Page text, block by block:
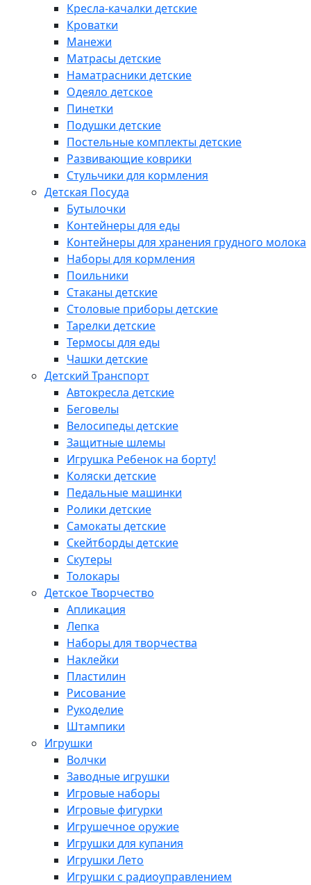
Кресла-качалки детские
Кроватки
Манежи
Матрасы детские
Наматрасники детские
Одеяло детское
Пинетки
Подушки детские
Постельные комплекты детские
Развивающие коврики
Стульчики для кормления
Детская Посуда
Бутылочки
Контейнеры для еды
Контейнеры для хранения грудного молока
Наборы для кормления
Поильники
Стаканы детские
Столовые приборы детские
Тарелки детские
Термосы для еды
Чашки детские
Детский Транспорт
Автокресла детские
Беговелы
Велосипеды детские
Защитные шлемы
Игрушка Ребенок на борту!
Коляски детские
Педальные машинки
Ролики детские
Самокаты детские
Скейтборды детские
Скутеры
Толокары
Детское Творчество
Апликация
Лепка
Наборы для творчества
Наклейки
Пластилин
Рисование
Рукоделие
Штампики
Игрушки
Волчки
Заводные игрушки
Игровые наборы
Игровые фигурки
Игрушечное оружие
Игрушки для купания
Игрушки Лето
Игрушки с радиоуправлением